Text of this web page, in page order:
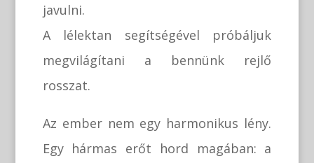
javulni.
A lélektan segítségével próbáljuk
megvilágítani a bennünk rejlő
rosszat.
Az ember nem egy harmonikus lény.
Egy hármas erőt hord magában: a